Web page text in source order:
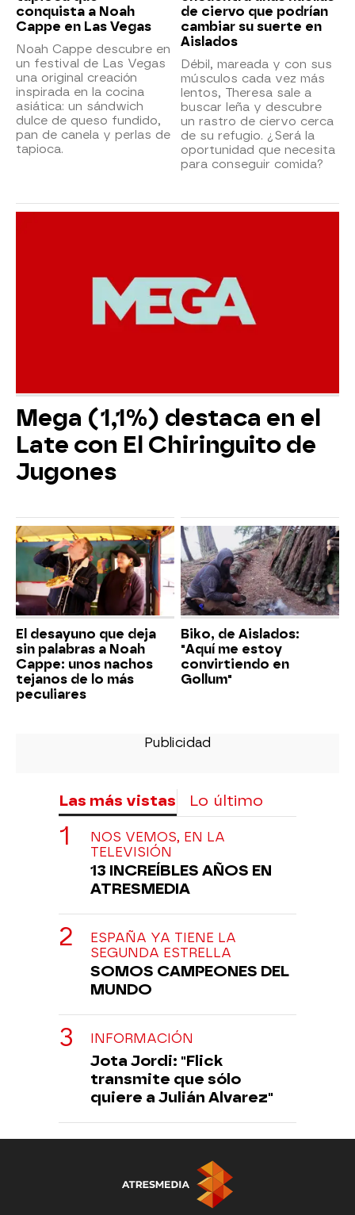
conquista a Noah
Cappe en Las Vegas
Noah Cappe descubre en
un festival de Las Vegas
una original creación
inspirada en la cocina
asiática: un sándwich
dulce de queso fundido,
pan de canela y perlas de
tapioca.
de ciervo que podrían
cambiar su suerte en
Aislados
Débil, mareada y con sus
músculos cada vez más
lentos, Theresa sale a
buscar leña y descubre
un rastro de ciervo cerca
de su refugio. ¿Será la
oportunidad que necesita
para conseguir comida?
Mega (1,1%) destaca en el
Late con El Chiringuito de
Jugones
El desayuno que deja
sin palabras a Noah
Cappe: unos nachos
tejanos de lo más
peculiares
Biko, de Aislados:
"Aquí me estoy
convirtiendo en
Gollum"
Las más vistas Lo último
NOS VEMOS, EN LA
TELEVISIÓN
13 INCREÍBLES AÑOS EN
ATRESMEDIA
ESPAÑA YA TIENE LA
SEGUNDA ESTRELLA
SOMOS CAMPEONES DEL
MUNDO
INFORMACIÓN
Jota Jordi: "Flick
transmite que sólo
quiere a Julián Alvarez"